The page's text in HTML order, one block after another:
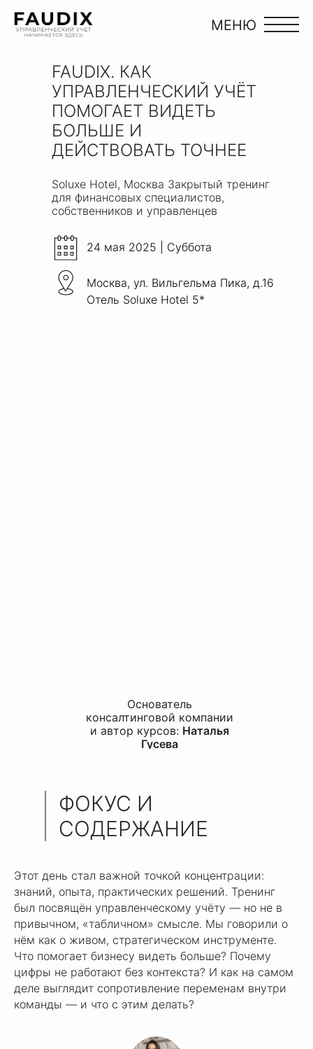
МЕНЮ
FAUDIX. КАК
УПРАВЛЕНЧЕСКИЙ УЧЁТ
ПОМОГАЕТ ВИДЕТЬ
БОЛЬШЕ И
ДЕЙСТВОВАТЬ ТОЧНЕЕ
Soluxe Hotel, Москва Закрытый тренинг
для финансовых специалистов,
собственников и управленцев
Основатель
консалтинговой компании
и автор курсов: Наталья
Гусева
24 мая 2025 | Cуббота
Москва, ул. Вильгельма Пика, д.16
Отель Soluxe Hotel 5*
ФОКУС И
СОДЕРЖАНИЕ
Этот день стал важной точкой концентрации:
знаний, опыта, практических решений. Тренинг
был посвящён управленческому учёту — но не в
привычном, «табличном» смысле. Мы говорили о
нём как о живом, стратегическом инструменте.
Что помогает бизнесу видеть больше? Почему
цифры не работают без контекста? И как на самом
деле выглядит сопротивление переменам внутри
команды — и что с этим делать?